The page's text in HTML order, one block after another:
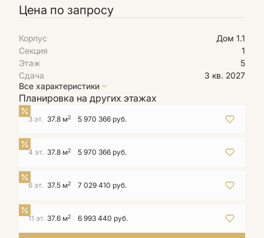
Цена по запросу
Корпус
Дом 1.1
Секция
1
Этаж
5
Сдача
3 кв. 2027
Все характеристики
Планировка на других этажах
3 эт. 37.8 м2 5 970 366 руб.
4 эт. 37.8 м2 5 970 366 руб.
6 эт. 37.5 м2 7 029 410 руб.
11 эт. 37.6 м2 6 993 440 руб.